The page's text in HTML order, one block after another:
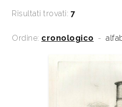
Risultati trovati: 7
Ordine: cronologico -